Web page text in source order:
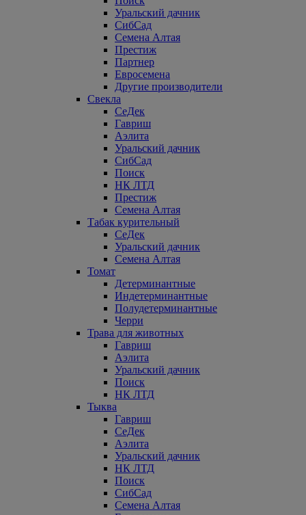
Уральский дачник
СибСад
Семена Алтая
Престиж
Партнер
Евросемена
Другие производители
Свекла
СеДек
Гавриш
Аэлита
Уральский дачник
СибСад
Поиск
НК ЛТД
Престиж
Семена Алтая
Табак курительный
СеДек
Уральский дачник
Семена Алтая
Томат
Детерминантные
Индетерминантные
Полудетерминантные
Черри
Трава для животных
Гавриш
Аэлита
Уральский дачник
Поиск
НК ЛТД
Тыква
Гавриш
СеДек
Аэлита
Уральский дачник
НК ЛТД
Поиск
СибСад
Семена Алтая